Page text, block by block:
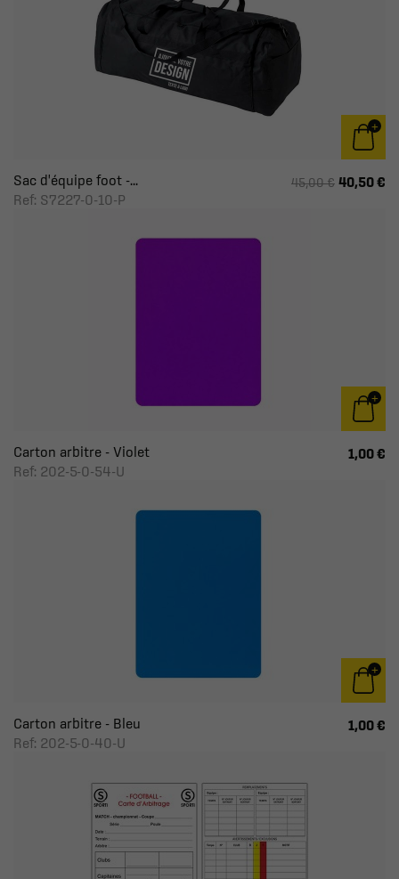
Sac d'équipe foot -...
Ref: S7227-0-10-P
45,00 € 40,50 €
Carton arbitre - Violet
Ref: 202-5-0-54-U
1,00 €
Carton arbitre - Bleu
Ref: 202-5-0-40-U
1,00 €